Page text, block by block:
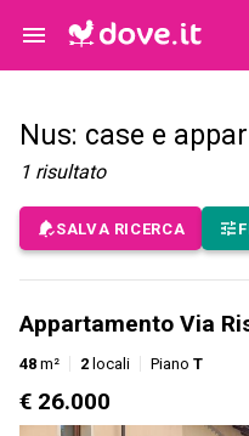
Nus: case e
1 risultato
SALVA RICERCA
Appartamento Via
48 m² 2 locali Piano T
€ 26.000